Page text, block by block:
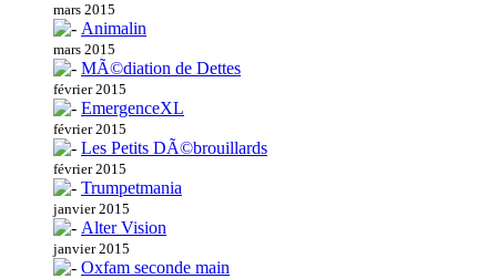
mars 2015
Animalin
mars 2015
MÃ©diation de Dettes
février 2015
EmergenceXL
février 2015
Les Petits DÃ©brouillards
février 2015
Trumpetmania
janvier 2015
Alter Vision
janvier 2015
Oxfam seconde main